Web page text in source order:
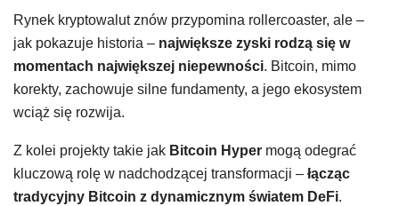
Rynek kryptowalut znów przypomina rollercoaster, ale –
jak pokazuje historia – największe zyski rodzą się w
momentach największej niepewności. Bitcoin, mimo
korekty, zachowuje silne fundamenty, a jego ekosystem
wciąż się rozwija.
Z kolei projekty takie jak Bitcoin Hyper mogą odegrać
kluczową rolę w nadchodzącej transformacji – łącząc
tradycyjny Bitcoin z dynamicznym światem DeFi.